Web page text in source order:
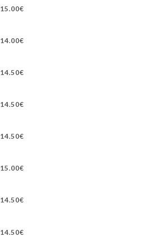
15.00€
14.00€
14.50€
14.50€
14.50€
15.00€
14.50€
14.50€